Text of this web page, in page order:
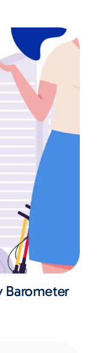
Barometer